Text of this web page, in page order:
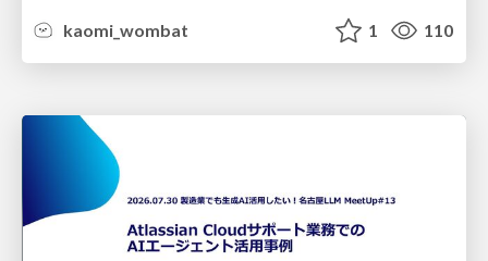
kaomi_wombat
1 110